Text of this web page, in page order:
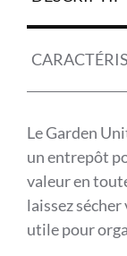
Le Garden
un entrepôt
valeur en
laissez sécher
utile pour